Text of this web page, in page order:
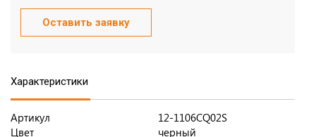
Оставить заявку
Характеристики
Артикул
12-1106CQ02S
Цвет
черный